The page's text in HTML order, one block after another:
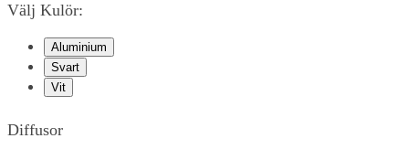
Välj Kulör:
Aluminium
Svart
Vit
Diffusor